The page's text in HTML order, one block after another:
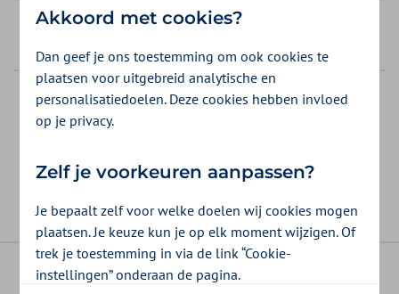
Wie mag er doorverwijzen en indiceren voor
Ja Nee
disclaimer privacy
Akkoord met cookies?
Dan geef je ons toestemming om ook cookies te
plaatsen voor uitgebreid analytische en
personalisatiedoelen. Deze cookies hebben invloed
op je privacy.
Zelf je voorkeuren aanpassen?
Je bepaalt zelf voor welke doelen wij cookies mogen
plaatsen. Je keuze kun je op elk moment wijzigen. Of
trek je toestemming in via de link “Cookie-
instellingen” onderaan de pagina.